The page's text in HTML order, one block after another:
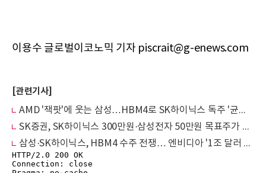
이용수 글로벌이코노믹 기자 piscrait@g-enews.com
[관련기사]
AMD '잭팟'에 웃는 삼성…HBM4로 SK하이닉스 독주 '균열' 시작인가
SK증권, SK하이닉스 300만원·삼성전자 50만원 목표주가 상향
삼성·SK하이닉스, HBM4 수주 전쟁… 엔비디아 '1조 달러 과실', 누구에게?